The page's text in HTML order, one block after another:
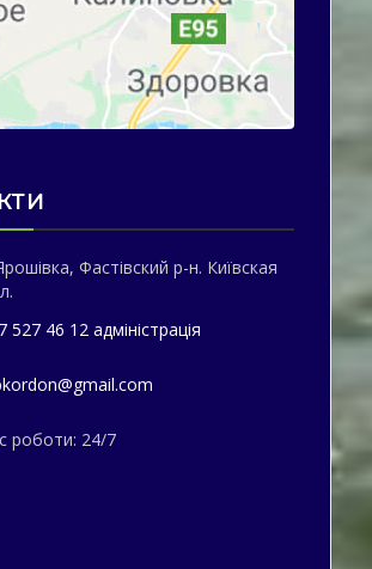
Фастівский р-н. Київская
527 46 12 адміністрація
роботи: 24/7